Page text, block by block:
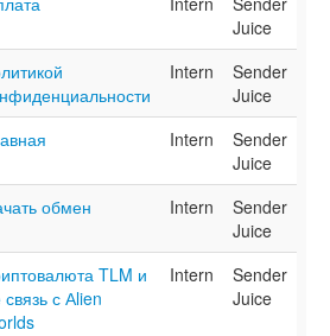
Juice
Intern
Sender
Juice
Intern
Sender
Juice
обмен
Intern
Sender
Juice
TLM и
связь с Аlien
Intern
Sender
Juice